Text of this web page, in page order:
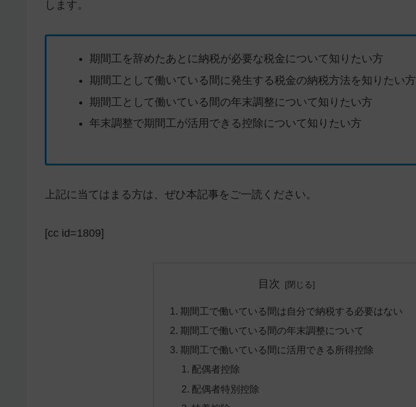
します。
期間工を辞めたあとに納税が必要な税金について知りたい方
期間工として働いている間に発生する税金の納税方法を知りたい方
期間工として働いている間の年末調整について知りたい方
年末調整で期間工が活用できる控除について知りたい方
上記に当てはまる方は、ぜひ本記事をご一読ください。
[cc id=1809]
目次
期間工で働いている間は自分で納税する必要はない
期間工で働いている間の年末調整について
期間工で働いている間に活用できる所得控除
配偶者控除
配偶者特別控除